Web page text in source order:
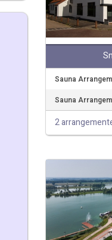
Sauna
Sauna
2